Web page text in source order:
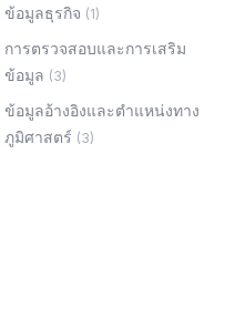
ข้อมูลธุรกิจ (1)
การตรวจสอบและการเสริม
ข้อมูล (3)
ข้อมูลอ้างอิงและตำแหน่งทาง
ภูมิศาสตร์ (3)